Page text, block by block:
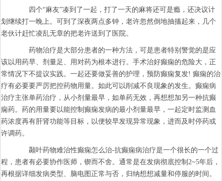
四个“麻友”凑到了一起，打了一天的麻将还可是瘾，还决议计
划继续打一晚上。可到了深夜两点多钟，老许忽然倒地抽搐起来，几个
老伙计赶忙凌乱无章的把老许送到了医院。
药物治疗是大部分患者的一种方法，可是患者特别警觉的是应
该以用药早、剂量足、用对药为根本进行。手术治好癫痫的危险大，正
常情况下不提议实践。一起还要做妥善的护理，预防癫痫复发! 癫痫的治
疗有必要要严厉把控药物用量。如此可以削减不良现象的发生。癫痫病
治疗主张单药治疗，从小剂量最早，如单药无效，再想想加另一种抗癫
痫药。药的用量要以能控制癫痫发病的最小剂量最早，一起定时监测血
药浓度再有肝肾功能等目标，以便较早发现异常现象，进而及时停药或
许调药。
颞叶药物难治性癫痫怎么治-抗癫痫病治疗是一个很长的一个过
程，患者有必要协作医师，锲而不舍。通常是在发病彻底控制2~5年后，
再根据详细发病类型、脑电图正常与否，归纳想想减量和停服的时间。